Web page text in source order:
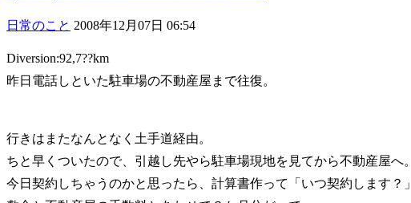
日常のこと 2008年12月07日 06:54
Diversion:92,7??km
昨日電話しといた駐車場の不動産屋まで往復。
行きはまたなんとなく土手道経由。
ちと早くついたので、引越し先やら駐車場現地を見てから不動産屋へ。
今日契約しちゃうのかと思ったら、計算書作って「いつ契約します？」